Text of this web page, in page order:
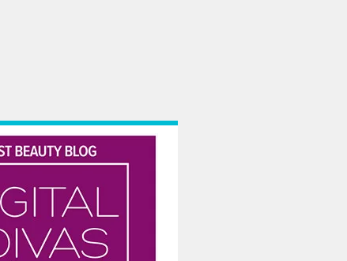
fabuloase. Totul e absolut fascinant! Acum o luna am vizitat